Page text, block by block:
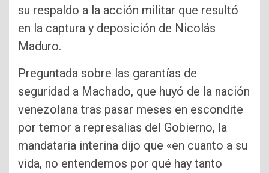
su respaldo a la acción militar que resultó
en la captura y deposición de Nicolás
Maduro.
Preguntada sobre las garantías de
seguridad a Machado, que huyó de la nación
venezolana tras pasar meses en escondite
por temor a represalias del Gobierno, la
mandataria interina dijo que «en cuanto a su
vida, no entendemos por qué hay tanto